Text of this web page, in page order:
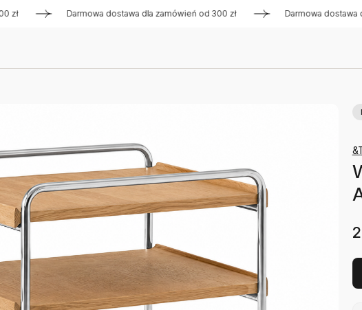
Darmowa dostawa dla zamówień od 300 zł Darmowa dostawa dla